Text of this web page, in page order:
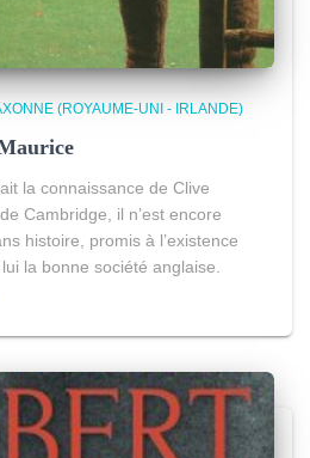
(ROYAUME-UNI - IRLANDE)
la connaissance de Clive
Cambridge, il n’est encore
histoire, promis à l’existence
la bonne société anglaise.